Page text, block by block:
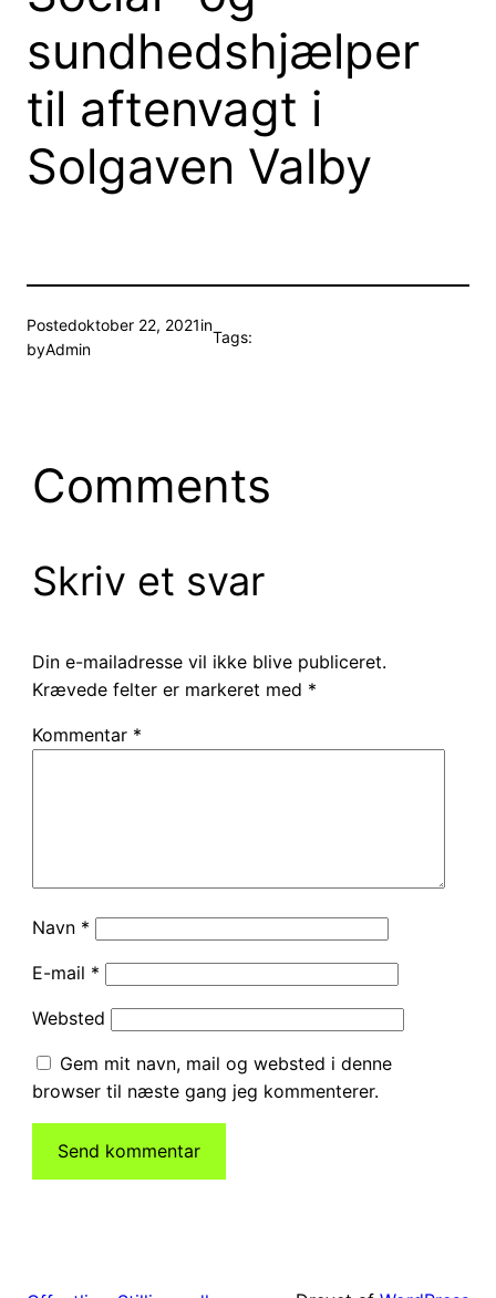
sundhedshjælper
til aftenvagt i
Solgaven Valby
Postedoktober 22, 2021in
byAdmin
Tags:
Comments
Skriv et svar
Din e-mailadresse vil ikke blive publiceret.
Krævede felter er markeret med *
Kommentar *
Navn *
E-mail *
Websted
Gem mit navn, mail og websted i denne
browser til næste gang jeg kommenterer.